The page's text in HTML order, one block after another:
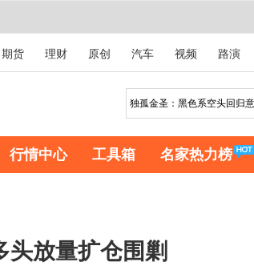
期货 理财 原创 汽车 视频 路演
行情中心 工具箱 名家热力榜
头放量扩仓围剿